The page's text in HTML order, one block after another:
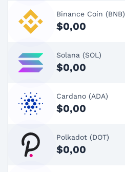
Binance Coin (BNB)
$0,00
Solana (SOL)
$0,00
Cardano (ADA)
$0,00
Polkadot (DOT)
$0,00